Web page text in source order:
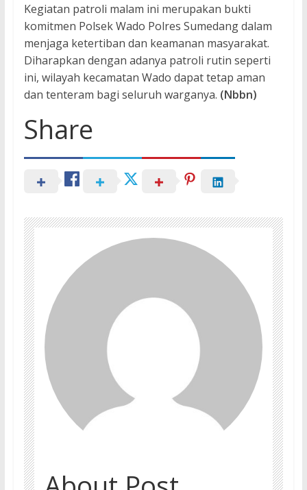
Kegiatan patroli malam ini merupakan bukti
komitmen Polsek Wado Polres Sumedang dalam
menjaga ketertiban dan keamanan masyarakat.
Diharapkan dengan adanya patroli rutin seperti
ini, wilayah kecamatan Wado dapat tetap aman
dan tenteram bagi seluruh warganya. (Nbbn)
Share